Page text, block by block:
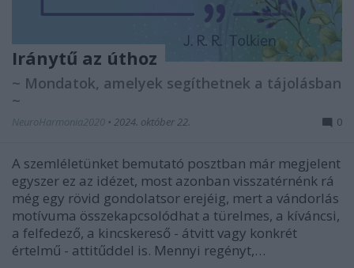
Iránytű az úthoz
~ Mondatok, amelyek segíthetnek a tájolásban
~
NeuroHarmonia2020 • 2024. október 22. 0
A szemléletünket bemutató posztban már megjelent
egyszer ez az idézet, most azonban visszatérnénk rá
még egy rövid gondolatsor erejéig, mert a vándorlás
motívuma összekapcsolódhat a türelmes, a kíváncsi,
a felfedező, a kincskereső - átvitt vagy konkrét
értelmű - attitűddel is. Mennyi regényt,…